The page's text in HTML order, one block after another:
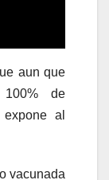
aun que
de
al
vacunada